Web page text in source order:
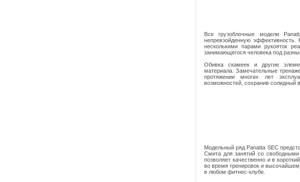
Все грузоблочные модели
непревзойденную
несколькими парами рукояток
занимающегося человека под
Обивка скамеек и другие
материала. Замечательные
протяжении многих лет
возможностей, сохранив солидный
Модельный ряд Panatta SEC
Смита для занятий со
позволяет качественно и в
во время тренировок и
в любом фитнес-клубе.